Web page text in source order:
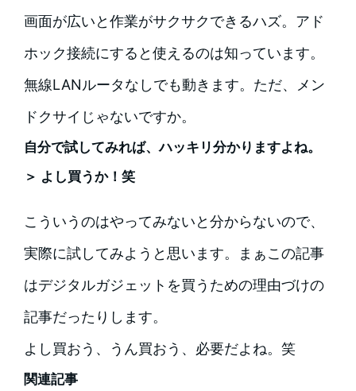
画面が広いと作業がサクサクできるハズ。アド
ホック接続にすると使えるのは知っています。
無線LANルータなしでも動きます。ただ、メン
ドクサイじゃないですか。
自分で試してみれば、ハッキリ分かりますよね。
＞ よし買うか！笑
こういうのはやってみないと分からないので、
実際に試してみようと思います。まぁこの記事
はデジタルガジェットを買うための理由づけの
記事だったりします。
よし買おう、うん買おう、必要だよね。笑
関連記事